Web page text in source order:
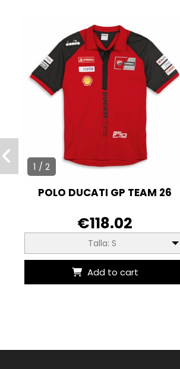
1 / 2
POLO DUCATI GP TEAM 26
€118.02
Talla: S
Add to cart